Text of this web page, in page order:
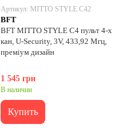
Артикул: MITTO STYLE C42
BFT
BFT MITTO STYLE C4 пульт 4-х
кан, U-Security, 3V, 433,92 Мгц,
преміум дизайн
1 545 грн
В наличии
Купить